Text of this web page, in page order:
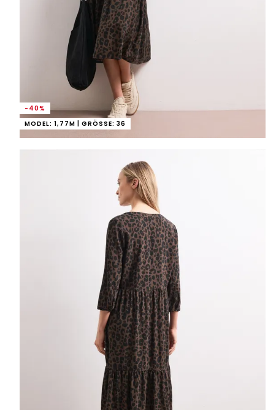
-40%
MODEL: 1,77M | GRÖSSE: 36